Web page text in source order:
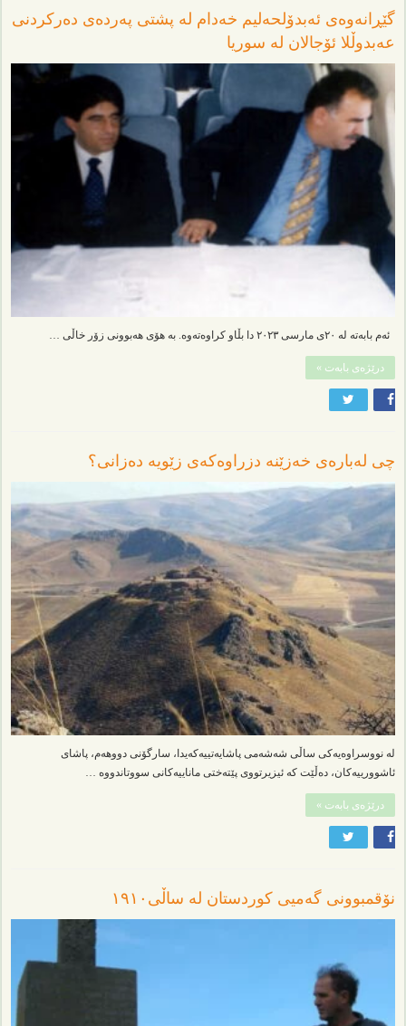
گێڕانەوەی ئەبدۆلحەلیم خەدام لە پشتی پەردەی دەرکردنی
عەبدوڵلا ئۆجالان لە سوریا
ئەم بابەتە لە ٢٠ی مارسی ٢٠٢٣ دا بڵاو کراوەتەوە. بە هۆی هەبوونی زۆر خاڵی …
درێژەی بابەت »
چی لەبارەی خەزێنە دزراوەکەی زێویە دەزانی؟
لە نووسراوەیەکی ساڵی شەشەمی پاشایەتییەکەیدا، سارگۆنی دووهەم، پاشای
ئاشوورییەکان، دەڵێت کە ئیزیرتووی پێتەختی ماناییەکانی سووتاندووە …
درێژەی بابەت »
نۆقمبوونی گەمیی کوردستان لە ساڵی١٩١٠